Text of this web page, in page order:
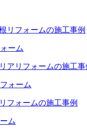
ーム
ォーム
ム